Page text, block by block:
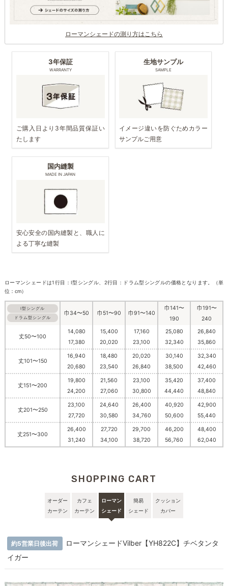
ローマンシェードの測り方はこちら
3年保証
WARRANTY
ご購入日より3年間品質保証い
たします
生地サンプル
SAMPLE
イメージ違いを防ぐためカラー
サンプルご用意
国内縫製
MADE IN JAPAN
安心安全の国内縫製と、職人に
よる丁寧な縫製
ローマンシェードは1行目：I型シングル、2行目：ドラム型シングルの価格となります。（単
位：cm）
I型シングル
ドラム型シングル
巾34〜50 巾51〜90 巾91〜140
巾141〜
190
巾191〜
240
丈50〜100
14,080
17,380
15,400
20,020
17,160
23,100
25,080
32,340
26,840
35,860
丈101〜150
16,940
20,680
18,480
23,540
20,020
26,840
30,140
38,500
32,340
42,460
丈151〜200
19,800
24,200
21,560
27,060
23,100
30,800
35,420
44,440
37,400
48,840
丈201〜250
23,100
27,720
24,640
30,580
26,400
34,760
40,920
50,600
42,900
55,440
丈251〜300
26,400
31,240
27,720
34,100
29,700
38,720
46,200
56,760
48,400
62,040
SHOPPING CART
オーダー
カーテン
カフェ
カーテン
ローマン
シェード
簡易
シェード
クッション
カバー
約5営業日後出荷
ローマンシェードVilber【YH822C】チベタンタ
イガー